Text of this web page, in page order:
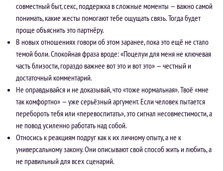
совместный быт, секс, поддержка в сложные моменты — важно самой
понимать, какие жесты помогают тебе ощущать связь. Тогда будет
проще объяснить это партнёру.
В новых отношениях говори об этом заранее, пока это ещё не стало
темой боли. Спокойная фраза вроде: «Поцелуи для меня не ключевая
часть близости, гораздо важнее вот это и вот это» — честный и
достаточный комментарий.
Не оправдывайся и не доказывай, что «тоже нормальная». Твоё «мне
так комфортно» — уже серьёзный аргумент. Если человек пытается
перебороть тебя или «перевоспитать», это сигнал несовместимости, а
не повод усиленно работать над собой.
Относись к реакциям подруг как к их личному опыту, а не к
универсальному закону. Они описывают свой способ жить и любить, а
не правильный для всех сценарий.